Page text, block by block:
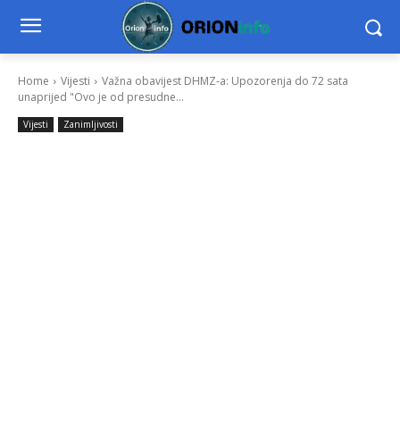
Home Vijesti
Važna obavijest DHMZ-a: Upozorenja do 72 sata
unaprijed "Ovo je od presudne...
Vijesti Zanimljivosti